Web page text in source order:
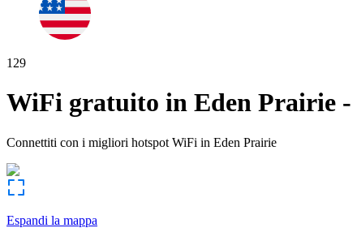
129
WiFi gratuito in Eden Prairie -
Connettiti con i migliori hotspot WiFi in Eden Prairie
Espandi la mappa